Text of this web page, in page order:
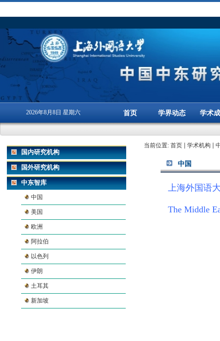
2026年8月8日 星期六 首页 学界动态 学术
国内研究机构
国外研究机构
中东智库
中国
美国
欧洲
阿拉伯
以色列
伊朗
土耳其
新加坡
当前位置: 首页 学术机构
中国
上海外国语
The Middle